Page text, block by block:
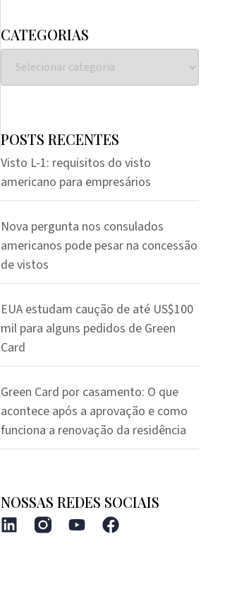
CATEGORIAS
POSTS RECENTES
Visto L-1: requisitos do visto
americano para empresários
Nova pergunta nos consulados
americanos pode pesar na concessão
de vistos
EUA estudam caução de até US$100
mil para alguns pedidos de Green
Card
Green Card por casamento: O que
acontece após a aprovação e como
funciona a renovação da residência
NOSSAS REDES SOCIAIS